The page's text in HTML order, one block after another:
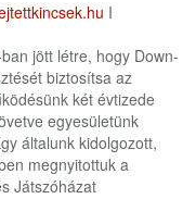
I
jött létre, hogy Down-
biztosítsa az
két évtizede
egyesületünk
általunk kidolgozott,
megnyitottuk a
Játszóházat